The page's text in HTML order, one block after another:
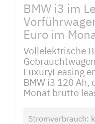
BMW i3 im
Euro im
Vollelektrische
LuxuryLeasing
BMW i3 120 Ah,
Monat brutto
Stromverbrauch: